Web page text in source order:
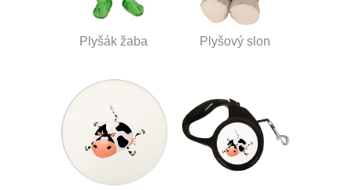
Plyšák žaba Plyšový slon